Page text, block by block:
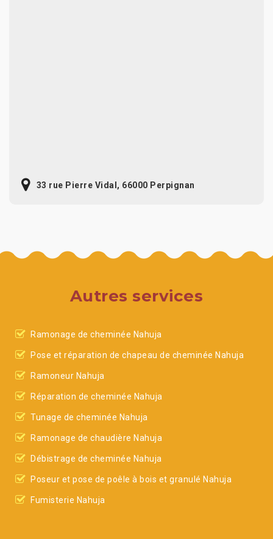
33 rue Pierre Vidal, 66000 Perpignan
Autres services
Ramonage de cheminée Nahuja
Pose et réparation de chapeau de cheminée Nahuja
Ramoneur Nahuja
Réparation de cheminée Nahuja
Tunage de cheminée Nahuja
Ramonage de chaudière Nahuja
Débistrage de cheminée Nahuja
Poseur et pose de poêle à bois et granulé Nahuja
Fumisterie Nahuja